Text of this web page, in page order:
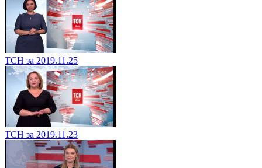
ТСН за 2019.11.25
ТСН за 2019.11.23